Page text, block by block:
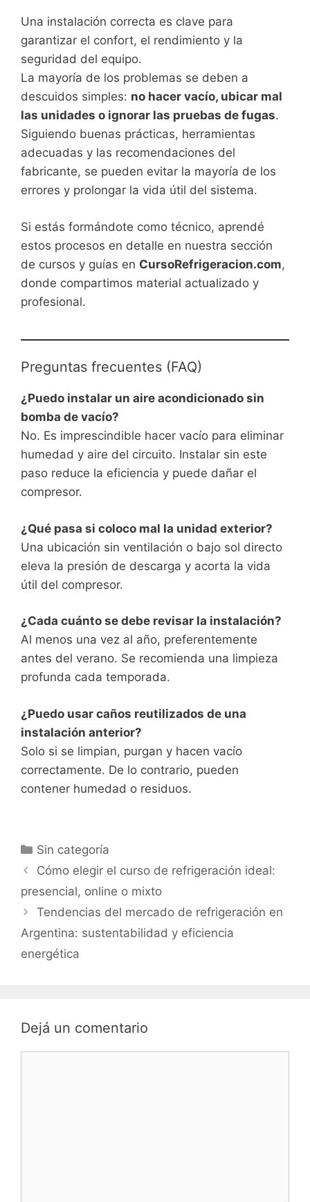
Una instalación correcta es clave para
garantizar el confort, el rendimiento y la
seguridad del equipo.
La mayoría de los problemas se deben a
descuidos simples: no hacer vacío, ubicar mal
las unidades o ignorar las pruebas de fugas.
Siguiendo buenas prácticas, herramientas
adecuadas y las recomendaciones del
fabricante, se pueden evitar la mayoría de los
errores y prolongar la vida útil del sistema.
Si estás formándote como técnico, aprendé
estos procesos en detalle en nuestra sección
de cursos y guías en CursoRefrigeracion.com,
donde compartimos material actualizado y
profesional.
Preguntas frecuentes (FAQ)
¿Puedo instalar un aire acondicionado sin
bomba de vacío?
No. Es imprescindible hacer vacío para eliminar
humedad y aire del circuito. Instalar sin este
paso reduce la eficiencia y puede dañar el
compresor.
¿Qué pasa si coloco mal la unidad exterior?
Una ubicación sin ventilación o bajo sol directo
eleva la presión de descarga y acorta la vida
útil del compresor.
¿Cada cuánto se debe revisar la instalación?
Al menos una vez al año, preferentemente
antes del verano. Se recomienda una limpieza
profunda cada temporada.
¿Puedo usar caños reutilizados de una
instalación anterior?
Solo si se limpian, purgan y hacen vacío
correctamente. De lo contrario, pueden
contener humedad o residuos.
Categorías
Sin categoría
Cómo elegir el curso de refrigeración ideal:
presencial, online o mixto
Tendencias del mercado de refrigeración en
Argentina: sustentabilidad y eficiencia
energética
Dejá un comentario